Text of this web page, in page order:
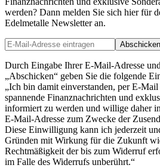
werden? Dann melden Sie sich hier für
Edelmetalle Newsletter an.
Abschicken
Durch Eingabe Ihrer E-Mail-Adresse
„Abschicken“ geben Sie die folgende
„Ich bin damit einverstanden, per E-
spannende Finanznachrichten und
informiert zu werden und willige daher
E-Mail-Adresse zum Zwecke der
Diese Einwilligung kann ich jederzeit
Gründen mit Wirkung für die Zukunft
Rechtmäßigkeit der bis zum Widerruf
im Falle des Widerrufs unberührt.“